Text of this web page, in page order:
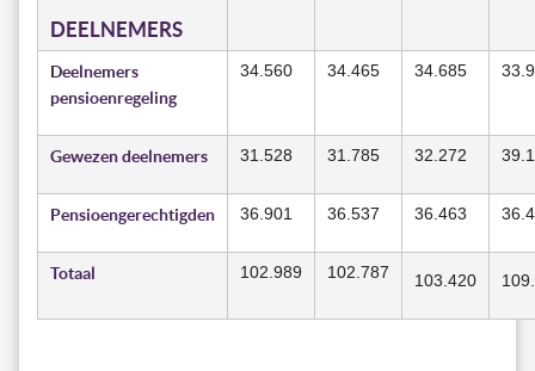
DEELNEMERS
Deelnemers
pensioenregeling
34.560 34.465 34.685
Gewezen deelnemers 31.528 31.785 32.272
Pensioengerechtigden 36.901 36.537 36.463
Totaal 102.989 102.787 103.420